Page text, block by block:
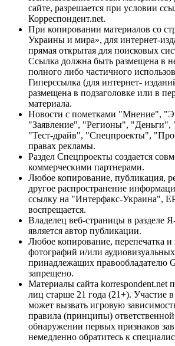
сайте, разрешается при условии
Корреспондент.net.
При копировании материалов со
Украины и мира», для интернет-
прямая открытая для поисковых
Ссылка должна быть размещена в
полного либо частичного
Гиперссылка (для интернет-
размещена в подзаголовке или в
материала.
Новости с пометками "Мнение",
"Заявление", "Регионы",
"Тест-драйв", "Спецпроекты",
правах рекламы.
Раздел Спецпроекты создается
коммерческими партнерами.
Любое копирование, публикация,
другое распространение
ссылку на "Интерфакс-Украина",
воспрещается.
Владелец веб-страницы в разделе
является автор публикации.
Любое копирование, перепечатка и
фотографий и/или
принадлежащих правообладателю
запрещено.
Материалы сайта korrespondent.net
лиц старше 21 года (21+). Участие
может вызвать игровую
правила (принципы)
обнаружении первых признаков
немедленно обратитесь к